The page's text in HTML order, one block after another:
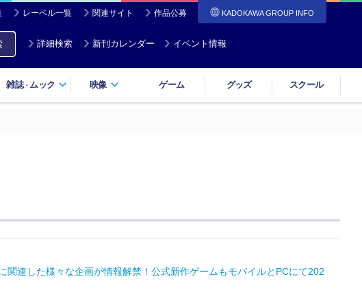
レーベル一覧 関連サイト 作品公募 KADOKAWA GROUP INFO
詳細検索 新刊カレンダー イベント情報
雑誌・ ムック 映像 ゲーム グッズ スクール
関連した様々な企画が情報解禁！公式新作ゲームもモバイルとPCにて202